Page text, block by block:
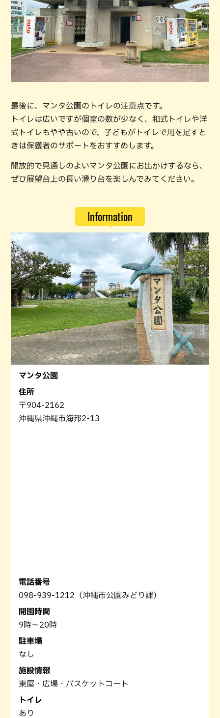
最後に、マンタ公園のトイレの注意点です。
トイレは広いですが個室の数が少なく、和式トイレや洋
式トイレもやや古いので、子どもがトイレで用を足すと
きは保護者のサポートをおすすめします。
開放的で見通しのよいマンタ公園にお出かけするなら、
ぜひ展望台上の長い滑り台を楽しんでみてください。
Information
マンタ公園
住所
〒904-2162
沖縄県沖縄市海邦2-13
電話番号
098-939-1212（沖縄市公園みどり課）
開園時間
9時〜20時
駐車場
なし
施設情報
東屋・広場・バスケットコート
トイレ
あり